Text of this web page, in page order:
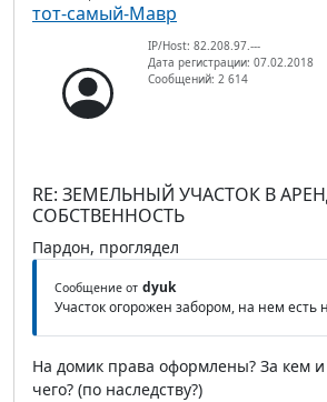
тот-самый-Мавр
IP/Host: 82.208.97.---
Дата регистрации: 07.02.2018
Сообщений: 2 614
RE: ЗЕМЕЛЬНЫЙ УЧАСТОК В
СОБСТВЕННОСТЬ
Пардон, проглядел
Сообщение от dyuk
Участок огорожен забором, на нем
На домик права оформлены? За кем
чего? (по наследству?)